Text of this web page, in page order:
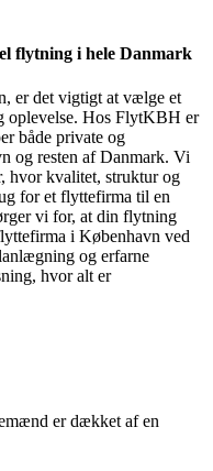
flytning i hele Danmark
er det vigtigt at vælge et
oplevelse. Hos FlytKBH er
både private og
og resten af Danmark. Vi
hvor kvalitet, struktur og
for et flyttefirma til en
vi for, at din flytning
i København ved
og erfarne
hvor alt er
er dækket af en